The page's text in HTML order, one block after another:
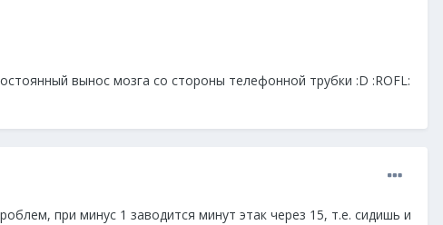
вынос мозга со стороны телефонной трубки :D :ROFL:
при минус 1 заводится минут этак через 15, т.е. сидишь и